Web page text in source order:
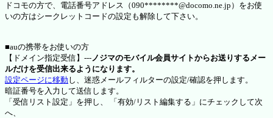
ドコモの方で、電話番号アドレス（090********@docomo.ne.jp）をお使
いの方はシークレットコードの設定も解除して下さい。
■auの携帯をお使いの方
【ドメイン指定受信】---ノジマのモバイル会員サイトからお送りするメー
ルだけを受信出来るようになります。
設定ページに移動し、迷惑メールフィルターの設定/確認を押します。
暗証番号を入力して送信します。
「受信リスト設定」を押し、 「有効/リスト編集する」にチェックして次
へ、